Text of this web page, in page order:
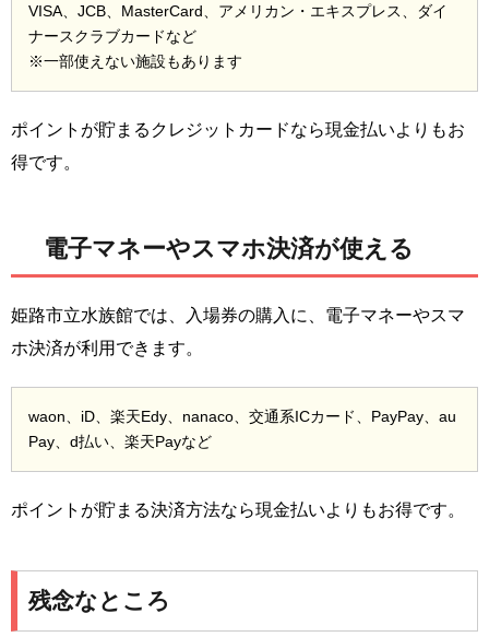
VISA、JCB、MasterCard、アメリカン・エキスプレス、ダイ
ナースクラブカードなど
※一部使えない施設もあります
ポイントが貯まるクレジットカードなら現金払いよりもお
得です。
電子マネーやスマホ決済が使える
姫路市立水族館では、入場券の購入に、電子マネーやスマ
ホ決済が利用できます。
waon、iD、楽天Edy、nanaco、交通系ICカード、PayPay、au
Pay、d払い、楽天Payなど
ポイントが貯まる決済方法なら現金払いよりもお得です。
残念なところ